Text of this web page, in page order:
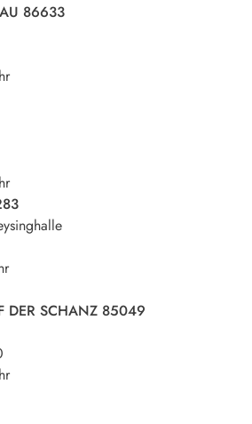
86633
DER SCHANZ 85049